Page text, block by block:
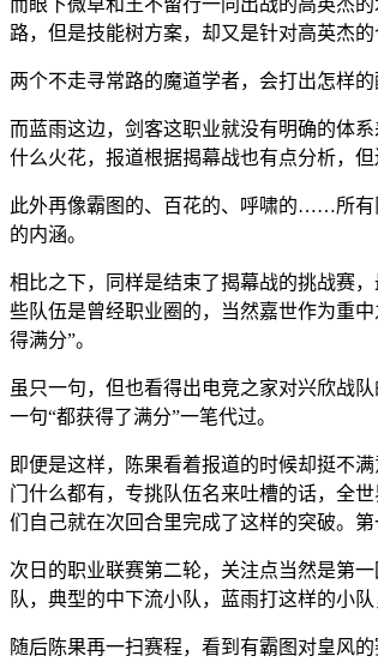
路，但是技能树方案，却又是针对高英杰
两个不走寻常路的魔道学者，会打出怎样的
而蓝雨这边，剑客这职业就没有明确的体
什么火花，报道根据揭幕战也有点分析，但
此外再像霸图的、百花的、呼啸的……所有
的内涵。
相比之下，同样是结束了揭幕战的挑战赛
些队伍是曾经职业圈的，当然嘉世作为重
得满分”。
虽只一句，但也看得出电竞之家对兴欣战
一句“都获得了满分”一笔代过。
即便是这样，陈果看着报道的时候却挺不
门什么都有，专挑队伍名来吐槽的话，全
们自己就在次回合里完成了这样的突破。
次日的职业联赛第二轮，关注点当然是第
队，典型的中下流小队，蓝雨打这样的小
随后陈果再一扫赛程，看到有霸图对皇风的